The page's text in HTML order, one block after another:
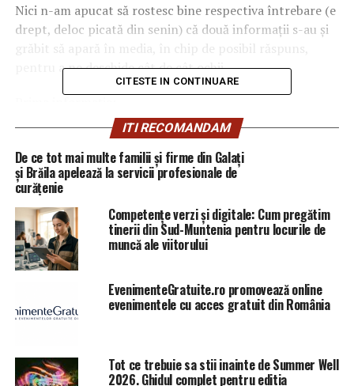
Nici n-am apucat să rostesc bine respectiva întrebare (e
drept, deloc picată din senin) că două informații s-au și
grăbit să apară în media, în chip de posibil răspuns,
pentru a ne deschide cât de cât ochii.
europarlamentarul Siegfried Mureșan a trecut de la
PMP la PNL Orban. Această mișcare, confirmată de
domnul Mureșan, este urmată imediat de o știre pe
surse cum că „
care l-ar dori acum Klaus Iohannis, pentru a o înlocui
pe Viorica Dăncilă”.
A doua informație (preluată de pe DC News):
„În urmă cu câteva zile, Radu Cristescu a postat un
mesaj pe pagina personală de Facebook. După doar
prezintă în exclusivitate atacul lui Cristescu.
CITESTE IN CONTINUARE
ITI RECOMANDAM
De ce tot mai multe familii și firme din Galați
și Brăila apelează la servicii profesionale de
curățenie
Competențe verzi și digitale: Cum pregătim
tinerii din Sud-Muntenia pentru locurile de
muncă ale viitorului
EvenimenteGratuite.ro promovează online
evenimentele cu acces gratuit din România
Tot ce trebuie sa stii inainte de Summer Well
2026. Ghidul complet pentru editia